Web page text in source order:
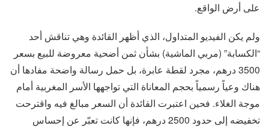
على أرض الواقع.
ولم يكن الفيديو المتداول، الذي أظهر القائدة وهي تناقش أحد
“الكسابة” (مربي الماشية) بشأن ثمن أضحية معروضة للبيع بسعر
3500 درهم، مجرد لقطة عابرة، بل حمل رسالة واضحة مفادها أن
هناك وعياً رسمياً بحجم المعاناة التي تواجهها الأسر المغربية أمام
موجة الغلاء. فحين اعتبرت القائدة أن السعر مبالغ فيه واقترحت
تخفيضه إلى حدود 2500 درهم، فإنها كانت تعبّر عن إحساس